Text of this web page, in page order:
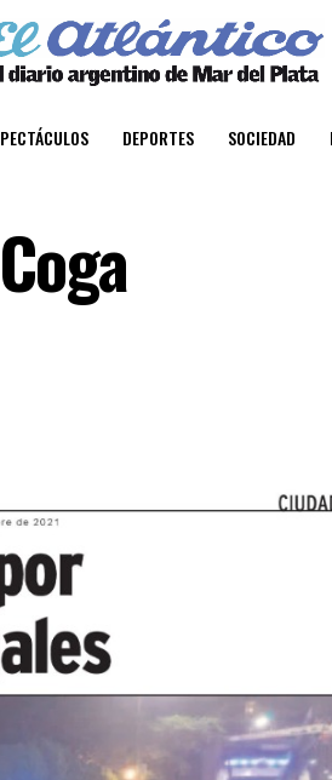
DEPORTES SOCIEDAD